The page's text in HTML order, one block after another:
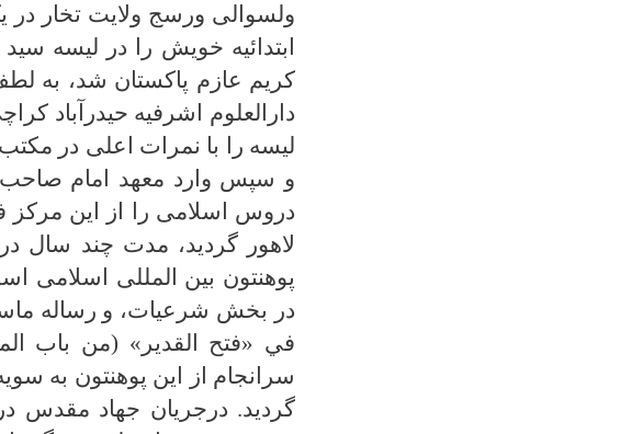
ولسوالی ورسج ولایت تخار
ابتدائیه خویش را در لیسه
کریم عازم پاکستان شد، به
دار‌العلوم اشرفیه حیدر‌آباد
ليسه را با نمرات اعلی در
و سپس وارد معهد امام صاحب
دروس اسلامی را از این مرکز
لاهور گردید، مدت چند سال
پوهنتون بین المللی اسلامی
در بخش شرعیات، و رساله
في «فتح القدير» (من باب
سر‌انجام از این پوهنتون به
گردید. درجریان جهاد مقدس